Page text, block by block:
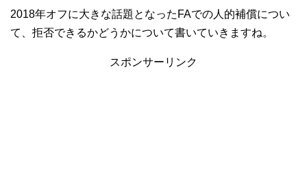
2018年オフに大きな話題となったFAでの人的補償につい
て、拒否できるかどうかについて書いていきますね。
スポンサーリンク